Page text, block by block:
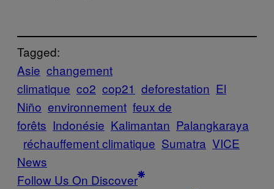
Tagged:
Asie changement
climatique co2 cop21 deforestation El
Niño environnement feux de
forêts Indonésie Kalimantan Palangkaraya
réchauffement climatique Sumatra VICE
News
Follow Us On Discover